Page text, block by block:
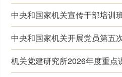
中央和国家机关宣传干部培训
中央和国家机关开展党员第五